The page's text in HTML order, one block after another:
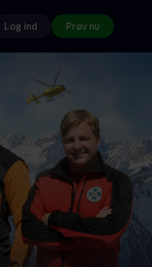
Log ind Prøv nu